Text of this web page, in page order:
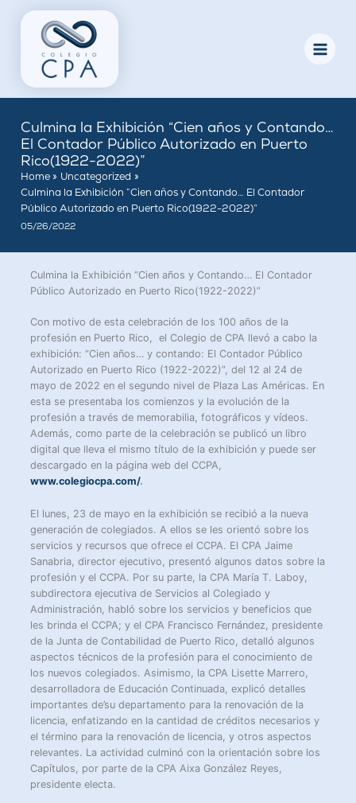
Culmina la Exhibición “Cien años y Contando…
El Contador Público Autorizado en Puerto
Rico(1922-2022)”
Home
Uncategorized
Culmina la Exhibición “Cien años y Contando… El Contador
Público Autorizado en Puerto Rico(1922-2022)”
05/26/2022
Culmina la Exhibición “Cien años y Contando… El Contador
Público Autorizado en Puerto Rico(1922-2022)”
Con motivo de esta celebración de los 100 años de la
profesión en Puerto Rico, el Colegio de CPA llevó a cabo la
exhibición: “Cien años… y contando: El Contador Público
Autorizado en Puerto Rico (1922-2022)”, del 12 al 24 de
mayo de 2022 en el segundo nivel de Plaza Las Américas. En
esta se presentaba los comienzos y la evolución de la
profesión a través de memorabilia, fotográficos y vídeos.
Además, como parte de la celebración se publicó un libro
digital que lleva el mismo título de la exhibición y puede ser
descargado en la página web del CCPA,
www.colegiocpa.com/.
El lunes, 23 de mayo en la exhibición se recibió a la nueva
generación de colegiados. A ellos se les orientó sobre los
servicios y recursos que ofrece el CCPA. El CPA Jaime
Sanabria, director ejecutivo, presentó algunos datos sobre la
profesión y el CCPA. Por su parte, la CPA María T. Laboy,
subdirectora ejecutiva de Servicios al Colegiado y
Administración, habló sobre los servicios y beneficios que
les brinda el CCPA; y el CPA Francisco Fernández, presidente
de la Junta de Contabilidad de Puerto Rico, detalló algunos
aspectos técnicos de la profesión para el conocimiento de
los nuevos colegiados. Asimismo, la CPA Lisette Marrero,
desarrolladora de Educación Continuada, explicó detalles
importantes de’su departamento para la renovación de la
licencia, enfatizando en la cantidad de créditos necesarios y
el término para la renovación de licencia, y otros aspectos
relevantes. La actividad culminó con la orientación sobre los
Capítulos, por parte de la CPA Aixa González Reyes,
presidente electa.